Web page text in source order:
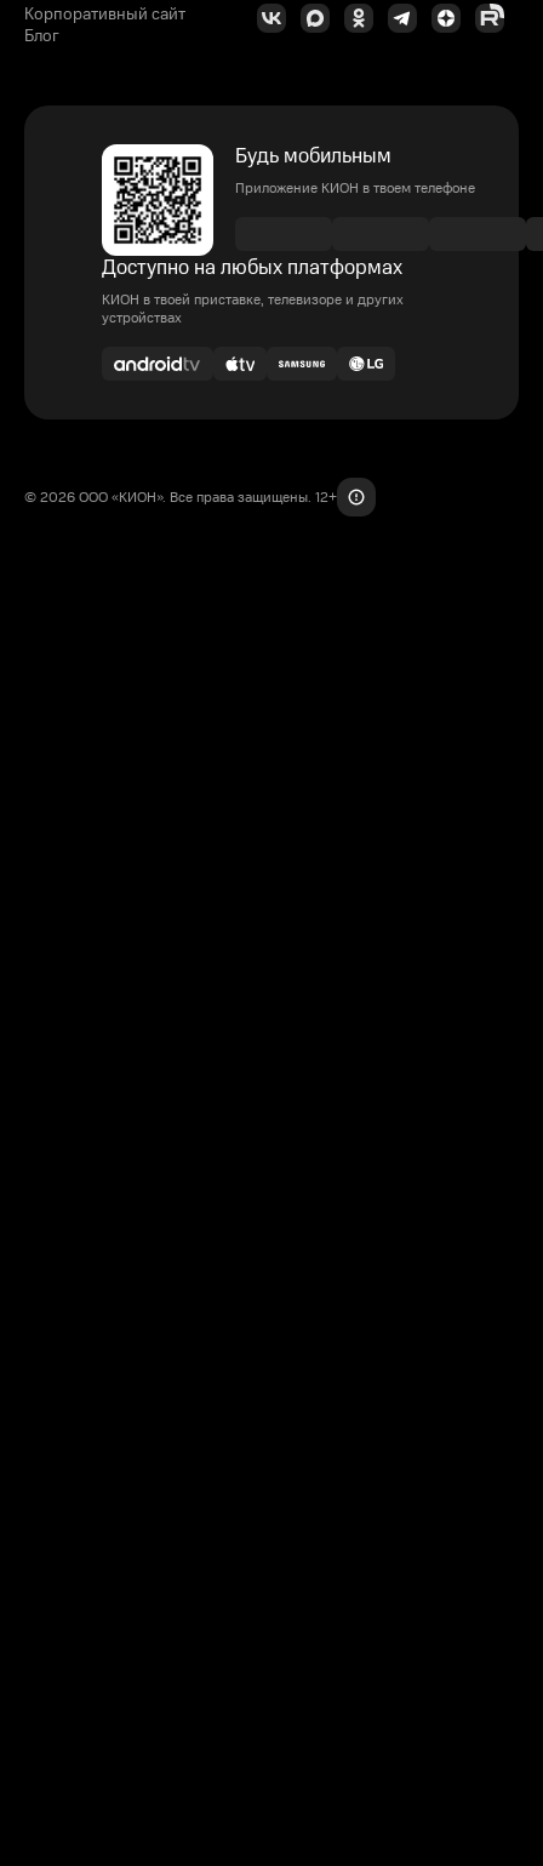
Корпоративный сайт
Блог
Будь мобильным
Приложение КИОН в твоем телефоне
Доступно на любых платформах
КИОН в твоей приставке, телевизоре и других
устройствах
© 2026 ООО «КИОН». Все права защищены. 12+